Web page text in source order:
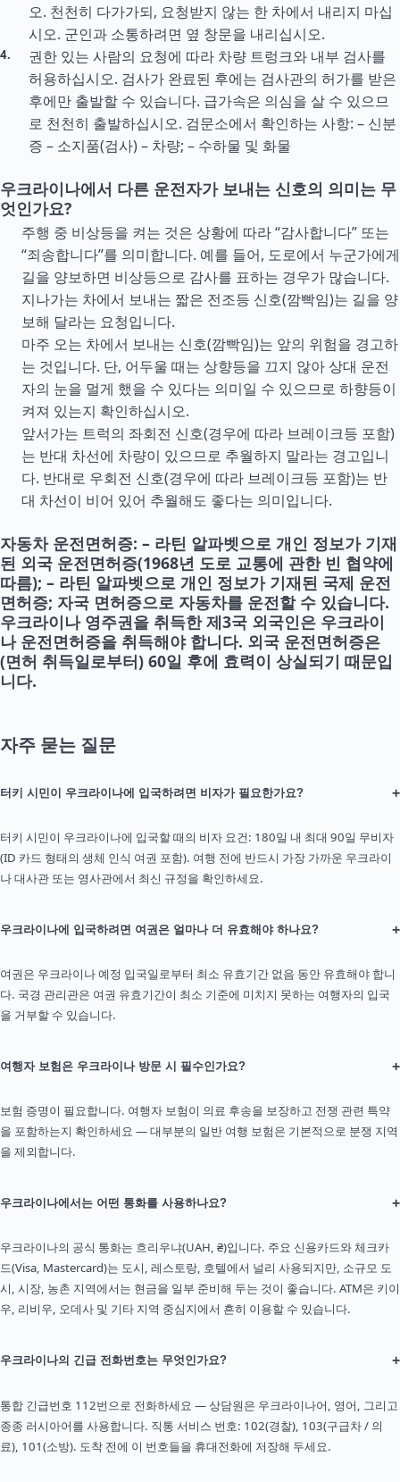
오. 천천히 다가가되, 요청받지 않는 한 차에서 내리지 마십
시오. 군인과 소통하려면 옆 창문을 내리십시오.
권한 있는 사람의 요청에 따라 차량 트렁크와 내부 검사를
허용하십시오. 검사가 완료된 후에는 검사관의 허가를 받은
후에만 출발할 수 있습니다. 급가속은 의심을 살 수 있으므
로 천천히 출발하십시오. 검문소에서 확인하는 사항: – 신분
증 – 소지품(검사) – 차량; – 수하물 및 화물
우크라이나에서 다른 운전자가 보내는 신호의 의미는 무
엇인가요?
주행 중 비상등을 켜는 것은 상황에 따라 “감사합니다” 또는
“죄송합니다”를 의미합니다. 예를 들어, 도로에서 누군가에게
길을 양보하면 비상등으로 감사를 표하는 경우가 많습니다.
지나가는 차에서 보내는 짧은 전조등 신호(깜빡임)는 길을 양
보해 달라는 요청입니다.
마주 오는 차에서 보내는 신호(깜빡임)는 앞의 위험을 경고하
는 것입니다. 단, 어두울 때는 상향등을 끄지 않아 상대 운전
자의 눈을 멀게 했을 수 있다는 의미일 수 있으므로 하향등이
켜져 있는지 확인하십시오.
앞서가는 트럭의 좌회전 신호(경우에 따라 브레이크등 포함)
는 반대 차선에 차량이 있으므로 추월하지 말라는 경고입니
다. 반대로 우회전 신호(경우에 따라 브레이크등 포함)는 반
대 차선이 비어 있어 추월해도 좋다는 의미입니다.
자동차 운전면허증: – 라틴 알파벳으로 개인 정보가 기재
된 외국 운전면허증(1968년 도로 교통에 관한 빈 협약에
따름); – 라틴 알파벳으로 개인 정보가 기재된 국제 운전
면허증; 자국 면허증으로 자동차를 운전할 수 있습니다.
우크라이나 영주권을 취득한 제3국 외국인은 우크라이
나 운전면허증을 취득해야 합니다. 외국 운전면허증은
(면허 취득일로부터) 60일 후에 효력이 상실되기 때문입
니다.
자주 묻는 질문
터키 시민이 우크라이나에 입국하려면 비자가 필요한가요? +
터키 시민이 우크라이나에 입국할 때의 비자 요건: 180일 내 최대 90일 무비자
(ID 카드 형태의 생체 인식 여권 포함). 여행 전에 반드시 가장 가까운 우크라이
나 대사관 또는 영사관에서 최신 규정을 확인하세요.
우크라이나에 입국하려면 여권은 얼마나 더 유효해야 하나요? +
여권은 우크라이나 예정 입국일로부터 최소 유효기간 없음 동안 유효해야 합니
다. 국경 관리관은 여권 유효기간이 최소 기준에 미치지 못하는 여행자의 입국
을 거부할 수 있습니다.
여행자 보험은 우크라이나 방문 시 필수인가요? +
보험 증명이 필요합니다. 여행자 보험이 의료 후송을 보장하고 전쟁 관련 특약
을 포함하는지 확인하세요 — 대부분의 일반 여행 보험은 기본적으로 분쟁 지역
을 제외합니다.
우크라이나에서는 어떤 통화를 사용하나요? +
우크라이나의 공식 통화는 흐리우냐(UAH, ₴)입니다. 주요 신용카드와 체크카
드(Visa, Mastercard)는 도시, 레스토랑, 호텔에서 널리 사용되지만, 소규모 도
시, 시장, 농촌 지역에서는 현금을 일부 준비해 두는 것이 좋습니다. ATM은 키이
우, 리비우, 오데사 및 기타 지역 중심지에서 흔히 이용할 수 있습니다.
우크라이나의 긴급 전화번호는 무엇인가요? +
통합 긴급번호 112번으로 전화하세요 — 상담원은 우크라이나어, 영어, 그리고
종종 러시아어를 사용합니다. 직통 서비스 번호: 102(경찰), 103(구급차 / 의
료), 101(소방). 도착 전에 이 번호들을 휴대전화에 저장해 두세요.